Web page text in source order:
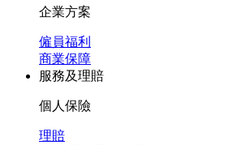
企業方案
僱員福利
商業保障
服務及理賠
個人保險
理賠